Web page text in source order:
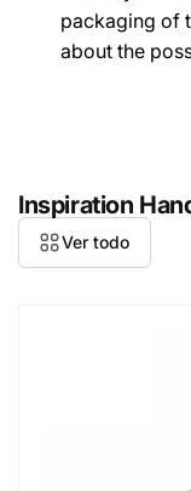
packaging of
about the
Inspiration
Ver todo